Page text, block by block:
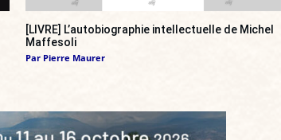
[LIVRE] L’autobiographie intellectuelle de Michel
Maffesoli
Par Pierre Maurer